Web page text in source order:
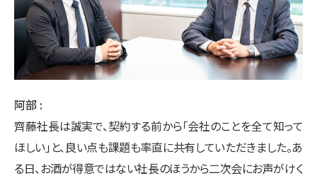
阿部
齊藤社長は誠実で、契約する前から「会社のことを全て知って
ほしい」と、良い点も課題も率直に共有していただきました。あ
る日、お酒が得意ではない社長のほうから二次会にお声がけく